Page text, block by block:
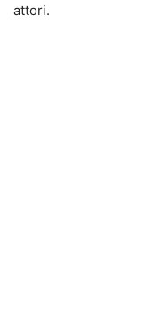
attori.